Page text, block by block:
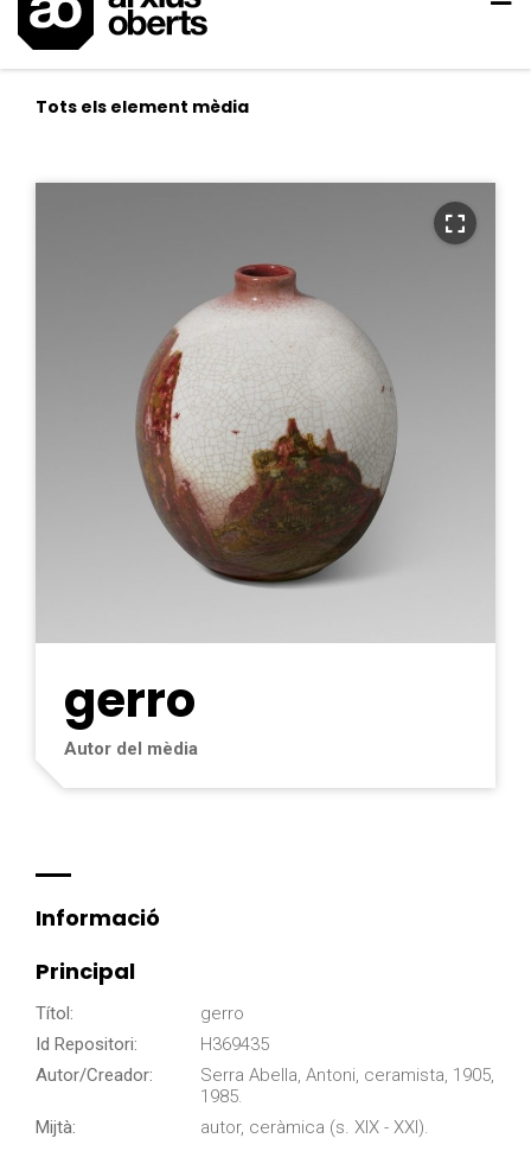
Tots els element mèdia
gerro
Autor del mèdia
Informació
Principal
Títol:
gerro
Id Repositori:
H369435
Autor/Creador:
Serra Abella, Antoni, ceramista, 1905,
1985.
Mijtà:
autor, ceràmica (s. XIX - XXI).